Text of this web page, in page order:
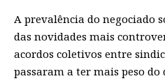
A prevalência do negociado
das novidades mais
acordos coletivos entre
passaram a ter mais peso